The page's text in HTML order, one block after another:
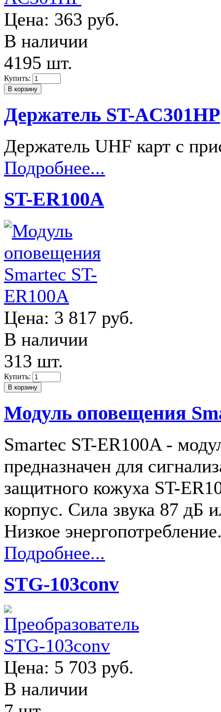
Цена: 363 руб.
В наличии
4195 шт.
Купить:
Держатель ST-AC301HP
Держатель UHF карт с
Подробнее...
ST-ER100A
Цена: 3 817 руб.
В наличии
313 шт.
Купить:
Модуль оповещения
Smartec ST-ER100A -
предназначен для
защитного кожуха ST-
корпус. Сила звука 87 дБ
Низкое
Подробнее...
STG-103conv
Цена: 5 703 руб.
В наличии